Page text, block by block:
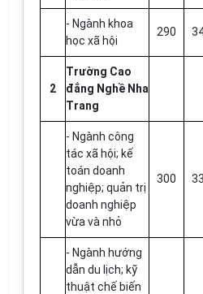
- Ngành khoa
học xã hội
290
2
Trường Cao
đẳng Nghề Nha
Trang
- Ngành công
tác xã hội; kế
toán doanh
nghiệp; quản trị
doanh nghiệp
vừa và nhỏ
300
- Ngành hướng
dẫn du lịch; kỹ
thuật chế biến